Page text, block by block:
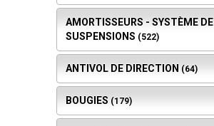
AMORTISSEURS - SYSTÈME DE
SUSPENSIONS (522)
ANTIVOL DE DIRECTION (64)
BOUGIES (179)